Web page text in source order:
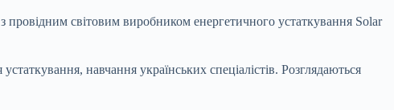
світовим виробником енергетичного устаткування Solar
навчання українських спеціалістів. Розглядаються